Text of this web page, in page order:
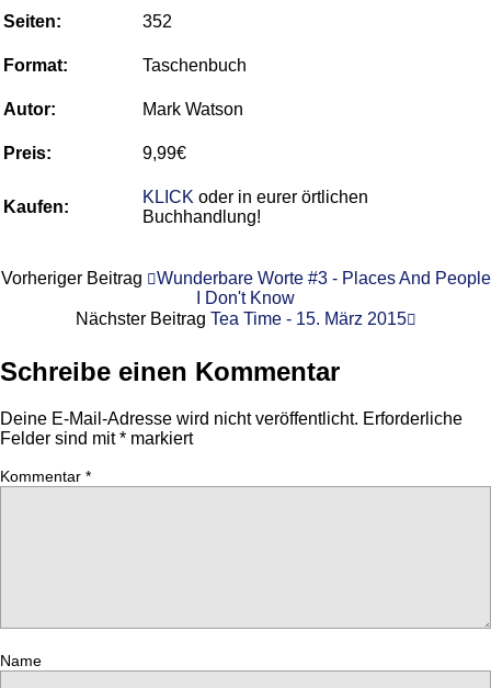
Seiten: 352
Format: Taschenbuch
Autor: Mark Watson
Preis: 9,99€
Kaufen:
KLICK oder in eurer örtlichen
Buchhandlung!
Vorheriger Beitrag
Wunderbare Worte #3 - Places And People
I Don't Know
Nächster Beitrag Tea Time - 15. März 2015
Schreibe einen Kommentar
Deine E-Mail-Adresse wird nicht veröffentlicht. Erforderliche
Felder sind mit* markiert
Kommentar *
Name